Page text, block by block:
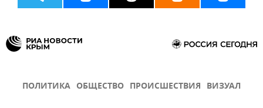
ПОЛИТИКА ОБЩЕСТВО ПРОИСШЕСТВИЯ ВИЗУАЛ